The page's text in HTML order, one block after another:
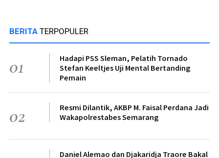
BERITA TERPOPULER
01
Hadapi PSS Sleman, Pelatih Tornado
Stefan Keeltjes Uji Mental Bertanding
Pemain
02
Resmi Dilantik, AKBP M. Faisal Perdana Jadi
Wakapolrestabes Semarang
Daniel Alemao dan Djakaridja Traore Bakal